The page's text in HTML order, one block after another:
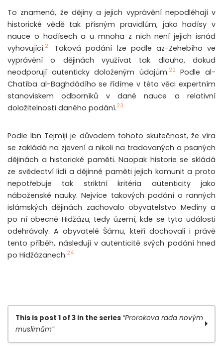
To znamená, že dějiny a jejich vyprávění nepodléhají v
historické vědě tak přísným pravidlům, jako hadísy v
nauce o hadísech a u mnoha z nich není jejich isnád
vyhovující.21
Taková podání lze podle az-Zehebího ve
vyprávění o dějinách využívat tak dlouho, dokud
neodporují autenticky doloženým údajům.22Podle al-
Chatíba al-Baghdádího se řídíme v této věci expertním
stanoviskem odborníků v dané nauce a relativní
doložitelností daného podání.23
Podle Ibn Tejmíji je důvodem tohoto skutečnost, že víra
se zakládá na zjevení a nikoli na tradovaných a psaných
dějinách a historické paměti. Naopak historie se skládá
ze svědectví lidí a dějinné paměti jejich komunit a proto
nepotřebuje tak striktní kritéria autenticity jako
náboženské nauky. Nejvíce takových podání o ranných
islámských dějinách zachovalo obyvatelstvo Medíny a
po ní obecně Hidžázu, tedy území, kde se tyto události
odehrávaly. A obyvatelé Šámu, kteří dochovali i právě
tento příběh, následují v autenticitě svých podání hned
po Hidžázanech.24
This is post 1 of 3 in the series“Prorokova rada novým
muslimům”